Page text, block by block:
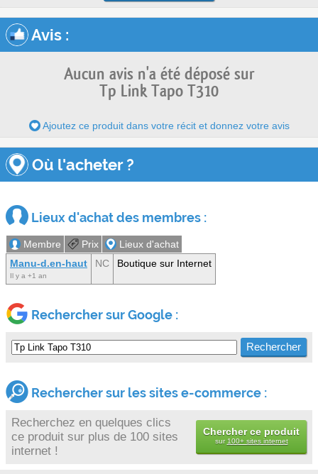
Avis :
Aucun avis n'a été déposé sur
Tp Link Tapo T310
Ajoutez ce produit dans votre récit et donnez votre avis
Où l'acheter ?
Lieux d'achat des membres :
Membre Prix
Lieux d'achat
Manu-d.en-haut
Il y a +1 an
NC Boutique sur Internet
Rechercher sur Google :
Rechercher sur les sites e-commerce :
Recherchez en quelques clics
ce produit sur plus de 100 sites
internet !
Chercher ce produit
sur 100+ sites internet